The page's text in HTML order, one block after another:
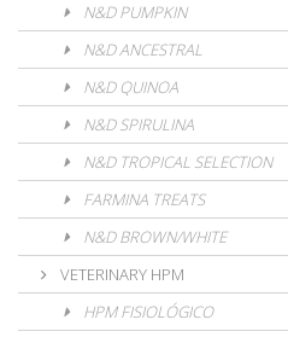
N&D PUMPKIN
N&D ANCESTRAL
N&D QUINOA
N&D SPIRULINA
N&D TROPICAL SELECTION
FARMINA TREATS
N&D BROWN/WHITE
VETERINARY HPM
HPM FISIOLÓGICO